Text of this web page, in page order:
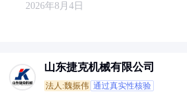
2026年8月4日
山东捷克机械有限公司
法人:魏振伟 通过真实性核验